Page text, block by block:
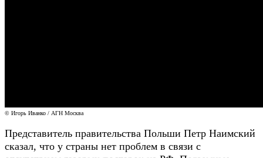
© Игорь Иванко / АГН Москва
Представитель правительства Польши Петр Наимский
сказал, что у страны нет проблем в связи с